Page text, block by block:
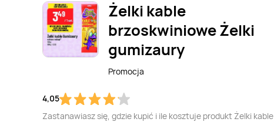
Żelki kable
brzoskwiniowe Żelki
gumizaury
Promocja
4,05
Zastanawiasz się, gdzie kupić i ile kosztuje produkt Żelki kable